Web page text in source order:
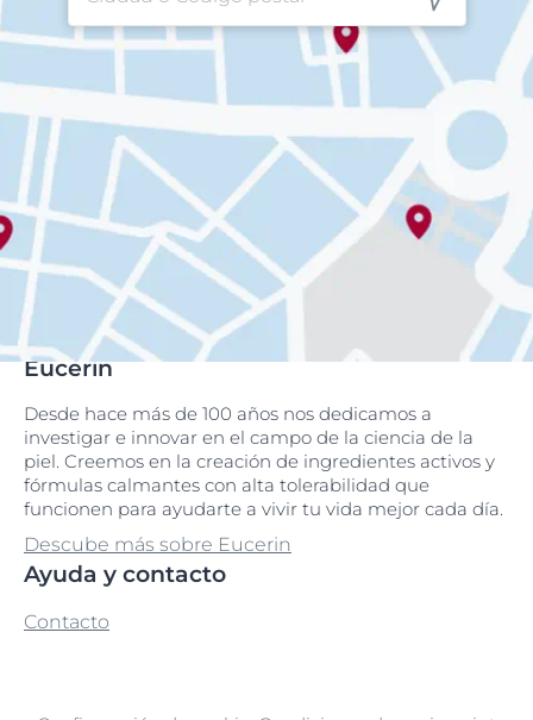
Eucerin
Desde hace más de 100 años nos dedicamos a
investigar e innovar en el campo de la ciencia de la
piel. Creemos en la creación de ingredientes activos y
fórmulas calmantes con alta tolerabilidad que
funcionen para ayudarte a vivir tu vida mejor cada día.
Descube más sobre Eucerin
Ayuda y contacto
Contacto